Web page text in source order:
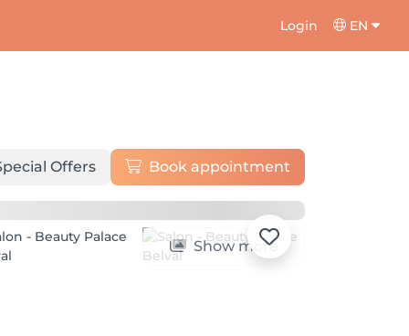
Login EN
Offers Book appointment
Show more